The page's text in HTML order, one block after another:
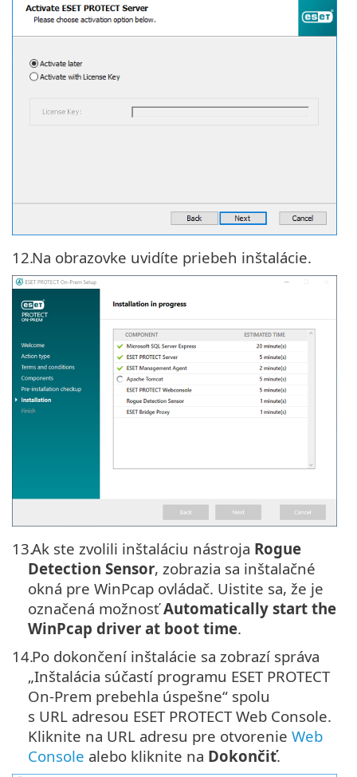
12.Na obrazovke uvidíte priebeh inštalácie.
13.Ak ste zvolili inštaláciu nástroja Rogue
Detection Sensor, zobrazia sa inštalačné
okná pre WinPcap ovládač. Uistite sa, že je
označená možnosťAutomatically start the
WinPcap driver at boot time.
14.Po dokončení inštalácie sa zobrazí správa
„Inštalácia súčastí programu ESET PROTECT
On-Prem prebehla úspešne“ spolu
s URL adresou ESET PROTECT Web Console.
Kliknite na URL adresu pre otvorenie Web
Console alebo kliknite na Dokončiť.